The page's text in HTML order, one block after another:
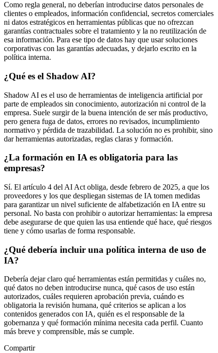
Como regla general, no deberían introducirse datos personales de
clientes o empleados, información confidencial, secretos comerciales
ni datos estratégicos en herramientas públicas que no ofrezcan
garantías contractuales sobre el tratamiento y la no reutilización de
esa información. Para ese tipo de datos hay que usar soluciones
corporativas con las garantías adecuadas, y dejarlo escrito en la
política interna.
¿Qué es el Shadow AI?
Shadow AI es el uso de herramientas de inteligencia artificial por
parte de empleados sin conocimiento, autorización ni control de la
empresa. Suele surgir de la buena intención de ser más productivo,
pero genera fuga de datos, errores no revisados, incumplimiento
normativo y pérdida de trazabilidad. La solución no es prohibir, sino
dar herramientas autorizadas, reglas claras y formación.
¿La formación en IA es obligatoria para las
empresas?
Sí. El artículo 4 del AI Act obliga, desde febrero de 2025, a que los
proveedores y los que despliegan sistemas de IA tomen medidas
para garantizar un nivel suficiente de alfabetización en IA entre su
personal. No basta con prohibir o autorizar herramientas: la empresa
debe asegurarse de que quien las usa entiende qué hace, qué riesgos
tiene y cómo usarlas de forma responsable.
¿Qué debería incluir una política interna de uso de
IA?
Debería dejar claro qué herramientas están permitidas y cuáles no,
qué datos no deben introducirse nunca, qué casos de uso están
autorizados, cuáles requieren aprobación previa, cuándo es
obligatoria la revisión humana, qué criterios se aplican a los
contenidos generados con IA, quién es el responsable de la
gobernanza y qué formación mínima necesita cada perfil. Cuanto
más breve y comprensible, más se cumple.
Compartir